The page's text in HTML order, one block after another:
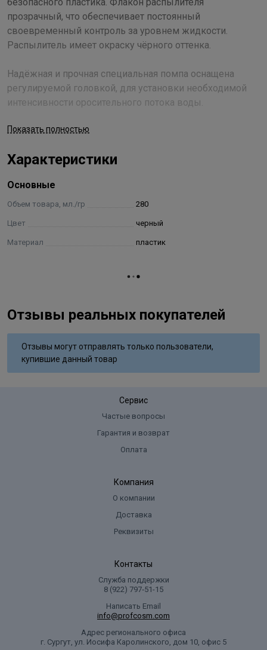
безопасного пластика. Флакон распылителя
прозрачный, что обеспечивает постоянный
своевременный контроль за уровнем жидкости.
Распылитель имеет окраску чёрного оттенка.
Надёжная и прочная специальная помпа оснащена
регулируемой головкой, для установки необходимой
интенсивности оросительного потока воды.
Распылитель имеет объём флакона – 280 мл, и
использовать стационарно и брать в поездки.
Показать полностью
Характеристики
Основные
Объем товара, мл./гр 280
Цвет черный
Материал пластик
Отзывы реальных покупателей
Отзывы могут отправлять только пользователи,
купившие данный товар
Сервис
Частые вопросы
Гарантия и возврат
Оплата
Компания
О компании
Доставка
Реквизиты
Контакты
Служба поддержки
8 (922) 797‑51-15
Написать Email
info@profcosm.com
Адрес регионального офиса
г. Сургут, ул. Иосифа Каролинского, дом 10, офис 5